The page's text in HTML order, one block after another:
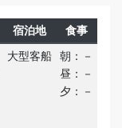
宿泊地
食事
大型客船
朝：－
昼：－
夕：－